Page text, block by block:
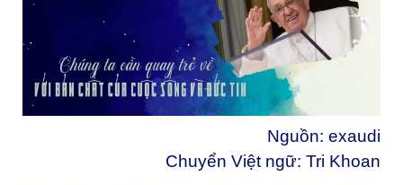
Nguồn: exaudi
Chuyển Việt ngữ: Tri Khoan